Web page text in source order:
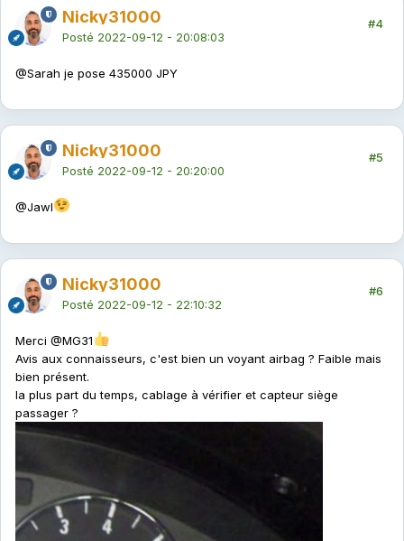
Nicky31000
Posté 2022-09-12 - 20:08:03
#4
@Sarah je pose 435000 JPY
Nicky31000
Posté 2022-09-12 - 20:20:00
#5
@Jawl
Nicky31000
Posté 2022-09-12 - 22:10:32
#6
Merci @MG31
Avis aux connaisseurs, c'est bien un voyant airbag ? Faible mais
bien présent.
la plus part du temps, cablage à vérifier et capteur siège
passager ?